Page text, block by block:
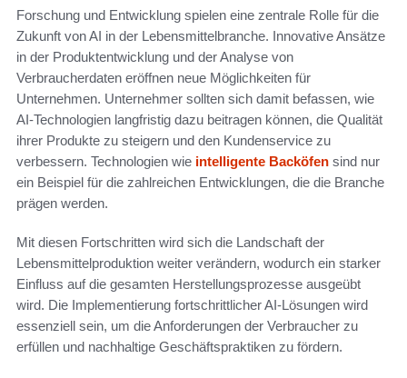
Forschung und Entwicklung spielen eine zentrale Rolle für die
Zukunft von AI in der Lebensmittelbranche. Innovative Ansätze
in der Produktentwicklung und der Analyse von
Verbraucherdaten eröffnen neue Möglichkeiten für
Unternehmen. Unternehmer sollten sich damit befassen, wie
AI-Technologien langfristig dazu beitragen können, die Qualität
ihrer Produkte zu steigern und den Kundenservice zu
verbessern. Technologien wie intelligente Backöfen sind nur
ein Beispiel für die zahlreichen Entwicklungen, die die Branche
prägen werden.
Mit diesen Fortschritten wird sich die Landschaft der
Lebensmittelproduktion weiter verändern, wodurch ein starker
Einfluss auf die gesamten Herstellungsprozesse ausgeübt
wird. Die Implementierung fortschrittlicher AI-Lösungen wird
essenziell sein, um die Anforderungen der Verbraucher zu
erfüllen und nachhaltige Geschäftspraktiken zu fördern.